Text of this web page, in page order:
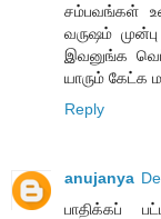
சம்பவங்கள்
வருஷம்
இவனுங்க
யாரும் கேட்க
Reply
anujanya
பாதிக்கப்